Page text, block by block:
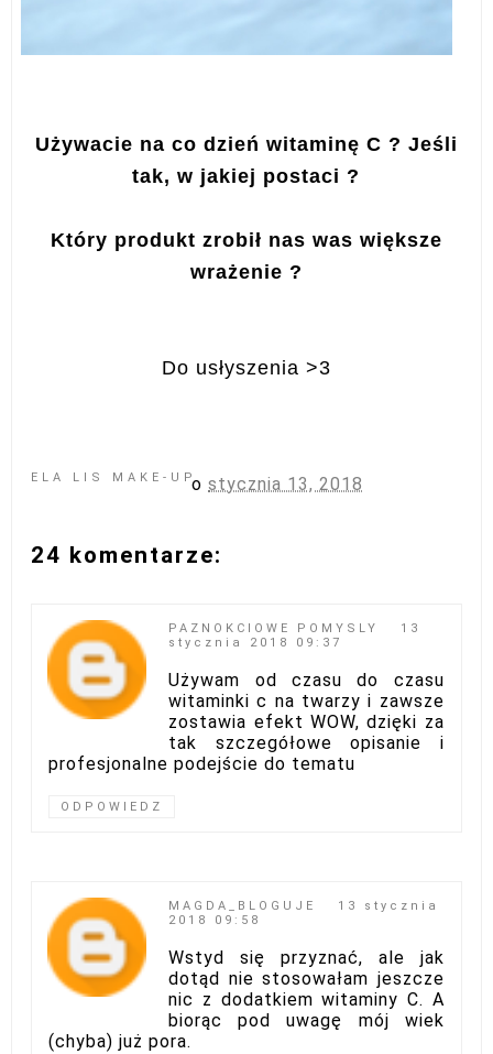
Używacie na co dzień witaminę C ? Jeśli
tak, w jakiej postaci ?
Który produkt zrobił nas was większe
wrażenie ?
Do usłyszenia >3
ELA LIS MAKE-UPostycznia 13, 2018
24 komentarze:
PAZNOKCIOWE POMYSLY
13
stycznia 2018 09:37
Używam od czasu do czasu
witaminki c na twarzy i zawsze
zostawia efekt WOW, dzięki za
tak szczegółowe opisanie i
profesjonalne podejście do tematu
ODPOWIEDZ
MAGDA_BLOGUJE
13 stycznia
2018 09:58
Wstyd się przyznać, ale jak
dotąd nie stosowałam jeszcze
nic z dodatkiem witaminy C. A
biorąc pod uwagę mój wiek
(chyba) już pora.